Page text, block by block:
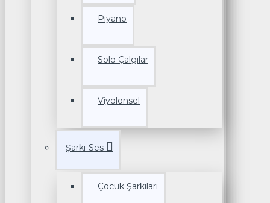
Piyano
Solo Çalgılar
Viyolonsel
Şarkı-Ses
Çocuk Şarkıları